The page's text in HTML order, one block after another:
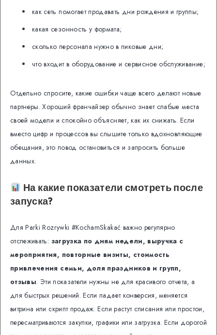
как сеть помогает продавать дни рождения и группы;
какая сезонность у формата;
сколько персонала нужно в пиковые дни;
что входит в оборудование и сервисное обслуживание;
Отдельно спросите, какие ошибки чаще всего делают новые
партнеры. Хороший франчайзер обычно знает слабые места
своей модели и спокойно объясняет, как их снижать. Если
вместо цифр и процессов вы слышите только вдохновляющие
обещания, это повод остановиться и запросить больше
данных.
На какие показатели смотреть после
запуска?
Для Parki Rozrywki #KochamSkakać важно регулярно
отслеживать: загрузка по дням недели, выручка с
мероприятия, повторные визиты, стоимость
привлечения семьи, доля праздников и групп,
отзывы. Эти показатели нужны не для красивого отчета, а
для быстрых решений. Если падает конверсия, меняется
витрина или скрипт продаж. Если растут списания или простои,
пересматриваются закупки, графики или загрузка. Если дорогой